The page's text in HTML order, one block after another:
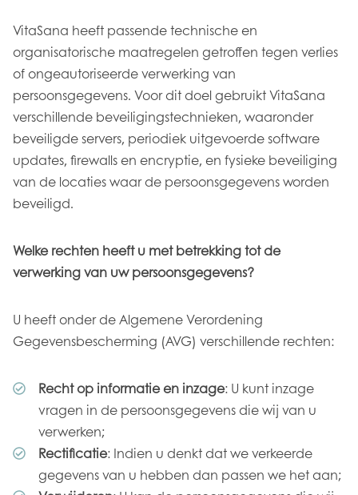
VitaSana heeft passende technische en
organisatorische maatregelen getroffen tegen verlies
of ongeautoriseerde verwerking van
persoonsgegevens. Voor dit doel gebruikt VitaSana
verschillende beveiligingstechnieken, waaronder
beveiligde servers, periodiek uitgevoerde software
updates, firewalls en encryptie, en fysieke beveiliging
van de locaties waar de persoonsgegevens worden
beveiligd.
Welke rechten heeft u met betrekking tot de
verwerking van uw persoonsgegevens?
U heeft onder de Algemene Verordening
Gegevensbescherming (AVG) verschillende rechten:
Recht op informatie en inzage: U kunt inzage
vragen in de persoonsgegevens die wij van u
verwerken;
Rectificatie: Indien u denkt dat we verkeerde
gegevens van u hebben dan passen we het aan;